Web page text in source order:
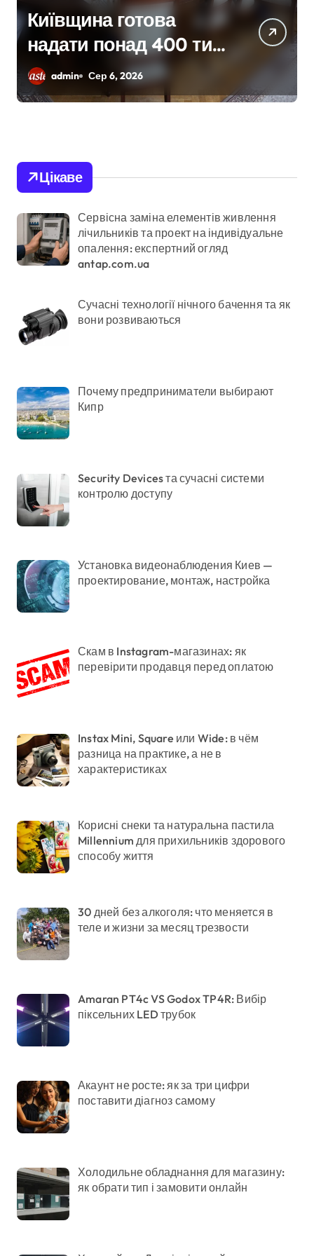
тис.
У Києві
річного кур’єра:
пенсіонерка
$18 тисяч через
Цікаве
Сервісна заміна елементів живлення
лічильників та проект на індивідуальне
опалення: експертний огляд
antap.com.ua
Сучасні технології нічного бачення та як
вони розвиваються
Почему предприниматели выбирают
Кипр
Security Devices та сучасні системи
контролю доступу
Установка видеонаблюдения Киев —
проектирование, монтаж, настройка
Скам в Instagram-магазинах: як
перевірити продавця перед оплатою
Instax Mini, Square или Wide: в чём
разница на практике, а не в
характеристиках
Корисні снеки та натуральна пастила
Millennium для прихильників здорового
способу життя
30 дней без алкоголя: что меняется в
теле и жизни за месяц трезвости
Amaran PT4c VS Godox TP4R: Вибір
піксельних LED трубок
Акаунт не росте: як за три цифри
поставити діагноз самому
Холодильне обладнання для магазину:
як обрати тип і замовити онлайн